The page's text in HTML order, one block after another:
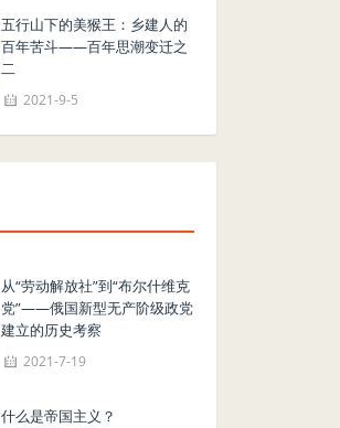
五行山下的美猴王：乡建人的
百年苦斗——百年思潮变迁之
二
2021-9-5
从“劳动解放社”到“布尔什维克
党”——俄国新型无产阶级政党
建立的历史考察
2021-7-19
什么是帝国主义？